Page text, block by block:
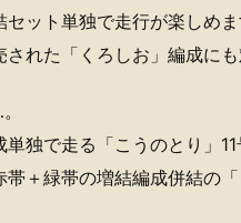
セット単独で走行が楽しめま
された「くろしお」編成にも
単独で走る「こうのとり」
帯＋緑帯の増結編成併結の「